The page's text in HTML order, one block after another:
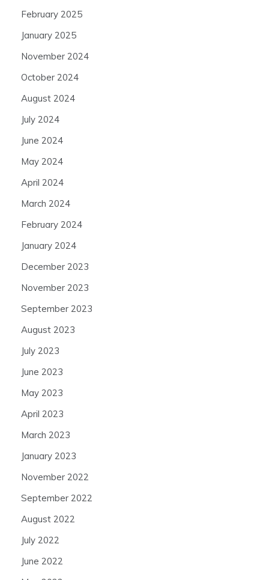
February 2025
January 2025
November 2024
October 2024
August 2024
July 2024
June 2024
May 2024
April 2024
March 2024
February 2024
January 2024
December 2023
November 2023
September 2023
August 2023
July 2023
June 2023
May 2023
April 2023
March 2023
January 2023
November 2022
September 2022
August 2022
July 2022
June 2022